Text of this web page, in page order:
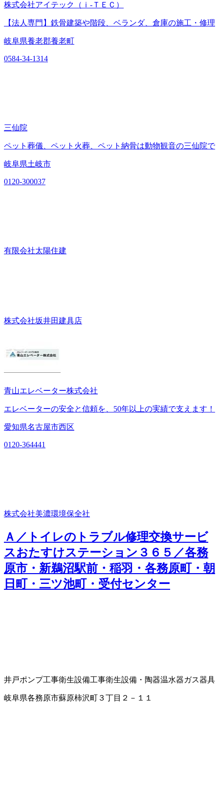
株式会社アイテック（ｉ‐ＴＥＣ）
【法人専門】鉄骨建築や階段、ベランダ、倉庫の施工・修理
岐阜県養老郡養老町
0584-34-1314
三仙院
ペット葬儀、ペット火葬、ペット納骨は動物観音の三仙院で
岐阜県土岐市
0120-300037
有限会社太陽住建
株式会社坂井田建具店
青山エレベーター株式会社
エレベーターの安全と信頼を、50年以上の実績で支えます！
愛知県名古屋市西区
0120-364441
株式会社美濃環境保全社
Ａ／トイレのトラブル修理交換サービ
スおたすけステーション３６５／各務
原市・新鵜沼駅前・稲羽・各務原町・朝
日町・三ツ池町・受付センター
井戸ポンプ工事衛生設備工事衛生設備・陶器温水器ガス器具
岐阜県各務原市蘇原柿沢町３丁目２－１１